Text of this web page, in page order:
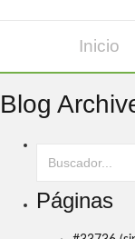
Inicio
Blog
Páginas